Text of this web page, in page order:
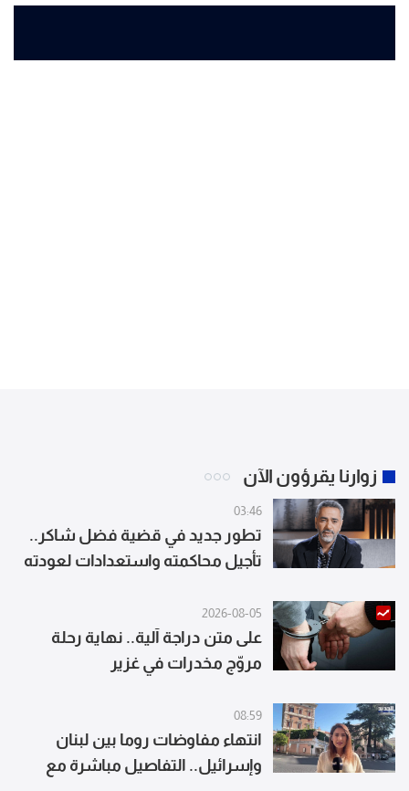
زوارنا يقرؤون الآن
03:46
تطور جديد في قضية فضل شاكر..
تأجيل محاكمته واستعدادات لعودته
2026-08-05
على متن دراجة آلية.. نهاية رحلة
مروّج مخدرات في غزير
08:59
انتهاء مفاوضات روما بين لبنان
وإسرائيل.. التفاصيل مباشرة مع